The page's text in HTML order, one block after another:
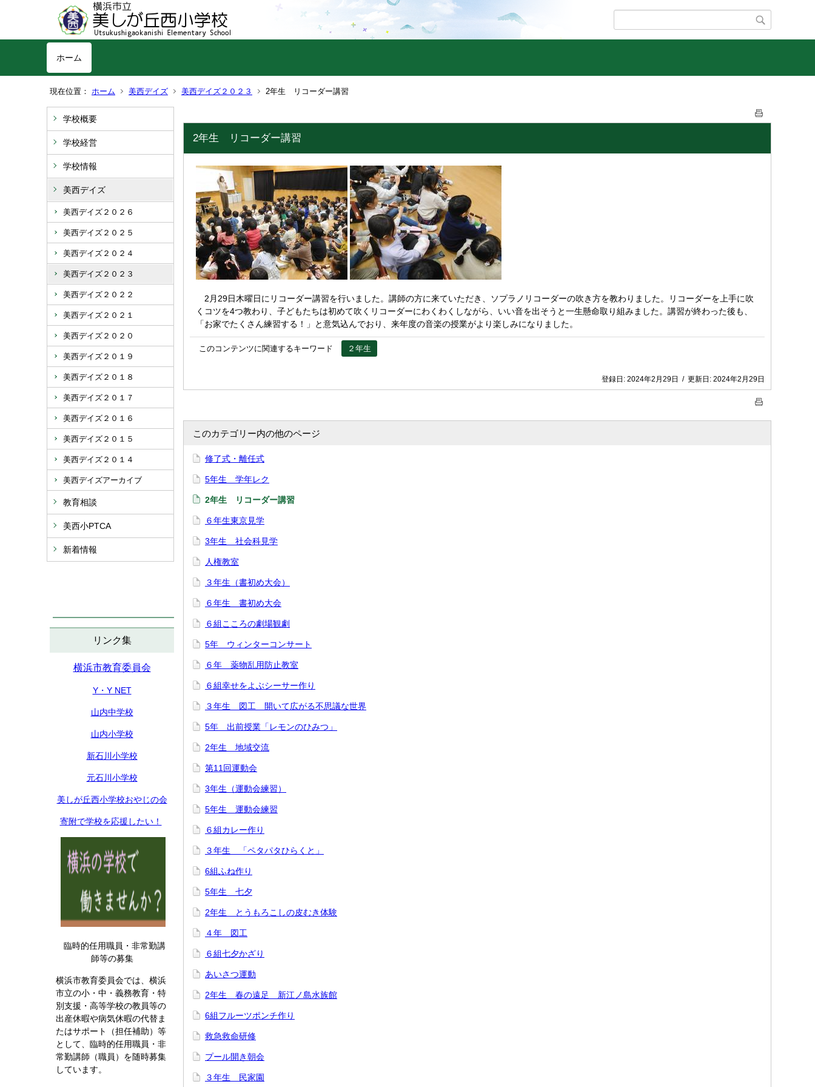
ホーム
現在位置： ホーム 美西デイズ 美西デイズ２０２３ 2年生 リコーダー講習
学校概要
学校経営
学校情報
美西デイズ
美西デイズ２０２６
美西デイズ２０２５
美西デイズ２０２４
美西デイズ２０２３
美西デイズ２０２２
美西デイズ２０２１
美西デイズ２０２０
美西デイズ２０１９
美西デイズ２０１８
美西デイズ２０１７
美西デイズ２０１６
美西デイズ２０１５
美西デイズ２０１４
美西デイズアーカイブ
教育相談
美西小PTCA
新着情報
リンク集
横浜市教育委員会
Y・Y NET
山内中学校
山内小学校
新石川小学校
元石川小学校
美しが丘西小学校おやじの会
寄附で学校を応援したい！
臨時的任用職員・非常勤講
師等の募集
横浜市教育委員会では、横浜
市立の小・中・義務教育・特
別支援・高等学校の教員等の
出産休暇や病気休暇の代替ま
たはサポート（担任補助）等
として、臨時的任用職員・非
常勤講師（職員）を随時募集
しています。
2年生 リコーダー講習
2月29日木曜日にリコーダー講習を行いました。講師の方に来ていただき、ソプラノリコーダーの吹き方を教わりました。リコーダーを上手に吹
くコツを4つ教わり、子どもたちは初めて吹くリコーダーにわくわくしながら、いい音を出そうと一生懸命取り組みました。講習が終わった後も、
「お家でたくさん練習する！」と意気込んでおり、来年度の音楽の授業がより楽しみになりました。
このコンテンツに関連するキーワード ２年生
登録日: 2024年2月29日 / 更新日: 2024年2月29日
このカテゴリー内の他のページ
修了式・離任式
5年生 学年レク
2年生 リコーダー講習
６年生東京見学
3年生 社会科見学
人権教室
３年生（書初め大会）
６年生 書初め大会
６組こころの劇場観劇
5年 ウィンターコンサート
６年 薬物乱用防止教室
６組幸せをよぶシーサー作り
３年生 図工 開いて広がる不思議な世界
5年 出前授業「レモンのひみつ」
2年生 地域交流
第11回運動会
3年生（運動会練習）
5年生 運動会練習
６組カレー作り
３年生 「ペタパタひらくと」
6組ふね作り
5年生 七夕
2年生 とうもろこしの皮むき体験
４年 図工
６組七夕かざり
あいさつ運動
2年生 春の遠足 新江ノ島水族館
6組フルーツポンチ作り
救急救命研修
プール開き朝会
３年生 民家園